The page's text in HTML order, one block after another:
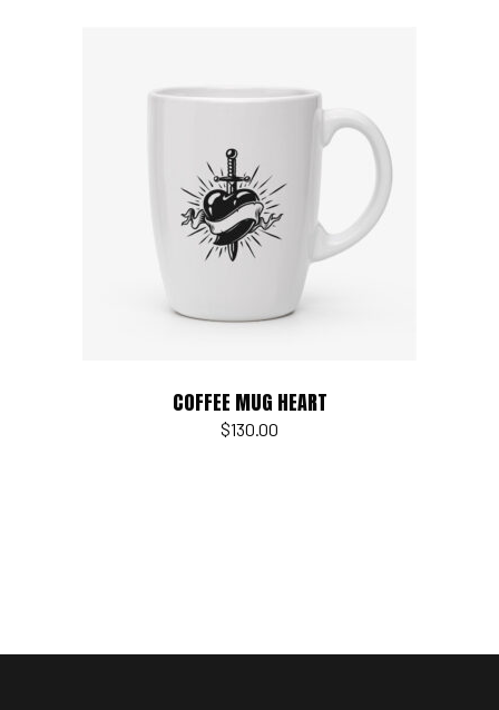
Add to cart
COFFEE MUG HEART
$130.00